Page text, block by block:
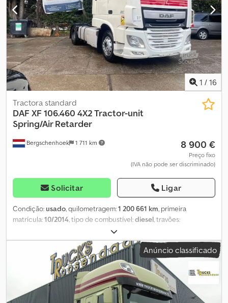
1 / 16
Bergschenhoek 1 711 km
Tractora standard
DAF XF 106.460 4X2 Tractor-unit
Spring/Air Retarder
8 900 €
Preço fixo
(IVA não pode ser discriminado)
Solicitar Ligar
Condição:usado, quilometragem:1 200 661 km, primeira
matrícula:10/2014, tipo de combustível:diesel, travões:
, tipo de engrenagem:
Euro 6, Ano de fabrico:2014, Informações em alemão: DAF 106.460
4X2 – Camião trator com suspensão de molas/pneumática,
retardador, norma EURO6 Tipo: camião trator Ano: 2014
Quilometragem: 1.200.661 km N.º de identificação fiscal (NIF):
veículo sujeito a IVA, o preço indicado é um preço líquido.
Especificações: Motor de 6 cilindros em linha com
Anúncio classificado